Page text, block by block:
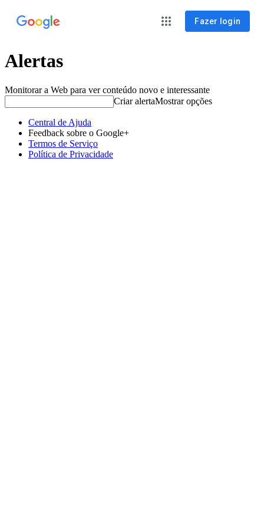
Fazer login
Alertas
Monitorar a Web para ver conteúdo novo e interessante
Criar alertaMostrar opções
Central de Ajuda
Feedback sobre o Google+
Termos de Serviço
Política de Privacidade